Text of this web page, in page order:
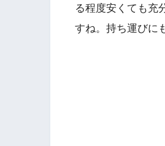
る程度安くても充
すね。持ち運びに